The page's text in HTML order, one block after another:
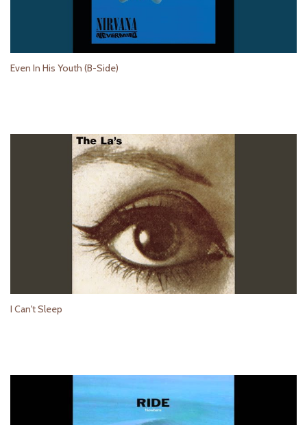
Even In His Youth (B-Side)
I Can't Sleep